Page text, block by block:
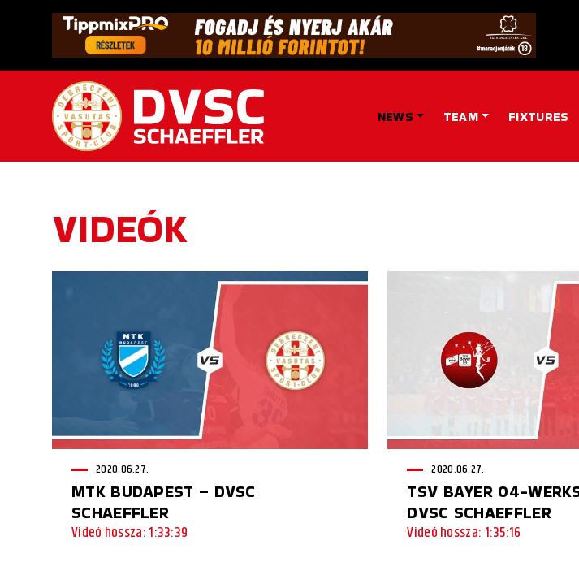
NEWS TEAM FIXTURES
VIDEÓK
2020.06.27.
MTK BUDAPEST – DVSC
SCHAEFFLER
Videó hossza: 1:33:39
2020.06.27.
TSV BAYER 04-
DVSC SCHAEFFLER
Videó hossza: 1:35:16